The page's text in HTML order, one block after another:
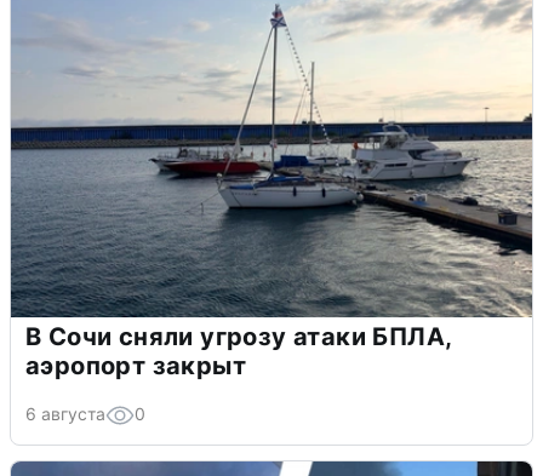
В Сочи сняли угрозу атаки БПЛА,
аэропорт закрыт
6 августа 0